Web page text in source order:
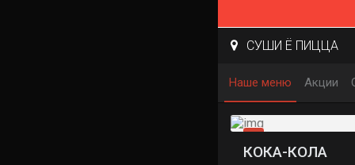
СУШИ Ё ПИЦЦА
Наше меню Акции
КОКА-КОЛА